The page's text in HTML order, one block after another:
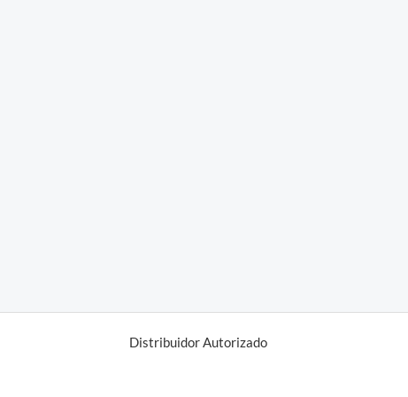
Distribuidor Autorizado